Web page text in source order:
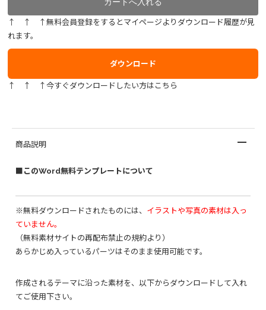
↑ ↑ ↑無料会員登録をするとマイページよりダウンロード履歴が見
れます。
ダウンロード
↑ ↑ ↑今すぐダウンロードしたい方はこちら
商品説明
■このWord無料テンプレートについて
※無料ダウンロードされたものには、 イラストや写真の素材は入っ
ていません。
（無料素材サイトの再配布禁止の規約より）
あらかじめ入っているパーツはそのまま使用可能です。
作成されるテーマに沿った素材を、以下からダウンロードして入れ
てご使用下さい。